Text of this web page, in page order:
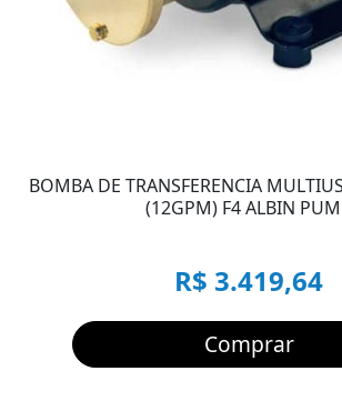
BOMBA DE TRANSFERENCIA
(12GPM) F4 ALBIN
R$ 3.419,64
Comprar